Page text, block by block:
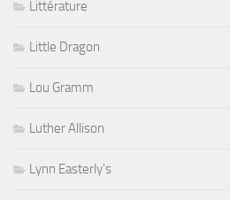
Littérature
Little Dragon
Lou Gramm
Luther Allison
Lynn Easterly's